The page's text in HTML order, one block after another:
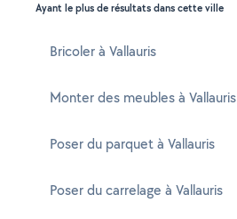
Ayant le plus de résultats dans cette ville
Bricoler à Vallauris
Monter des meubles à Vallauris
Poser du parquet à Vallauris
Poser du carrelage à Vallauris